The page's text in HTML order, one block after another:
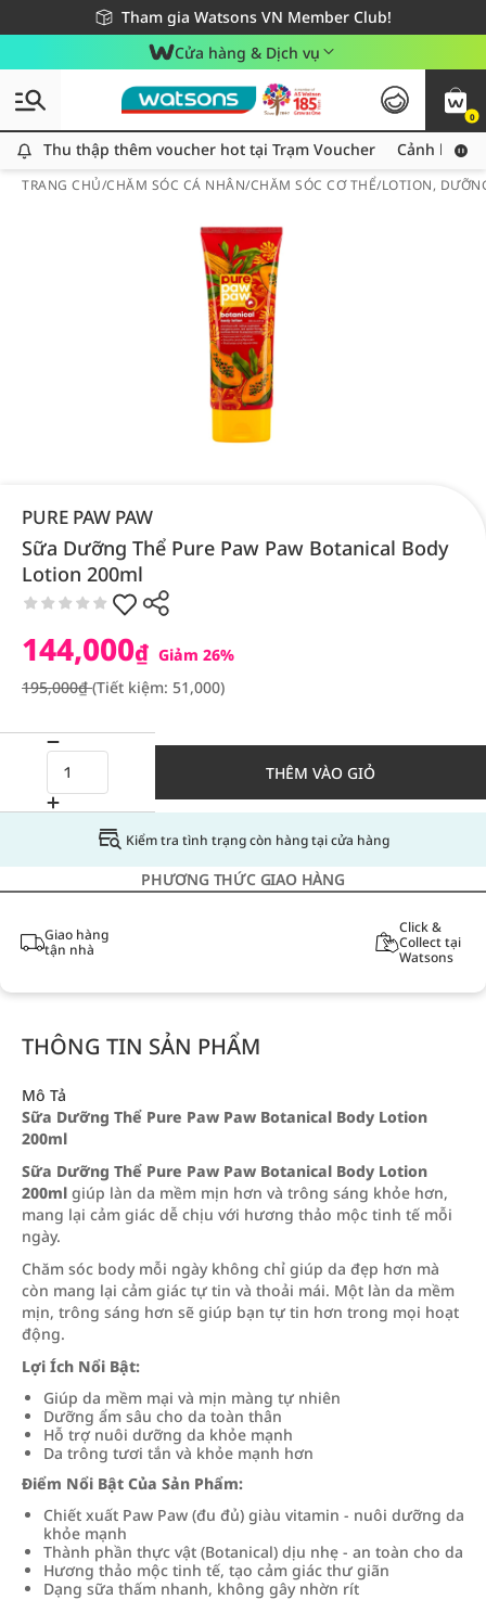
Tham gia Watsons VN Member Club!
Miễn phí giao hàng cho đơn hàng từ 249,000Đ
Giao hàng nhanh 24h - Áp dụng khu vực TP. Hồ Chí Minh
Cửa hàng & Dịch vụ
0
Thu thập thêm voucher hot tại Trạm Voucher
Thu thập thêm voucher hot tại Trạm Voucher Cảnh báo
TRANG CHỦ/CHĂM SÓC CÁ NHÂN/CHĂM SÓC CƠ THỂ/LOTION,
PURE PAW PAW
Sữa Dưỡng Thể Pure Paw Paw Botanical Body
Lotion 200ml
144,000₫ Giảm 26%
195,000₫(Tiết kiệm: 51,000)
THÊM VÀO GIỎ
Kiểm tra tình trạng còn hàng tại cửa hàng
PHƯƠNG THỨC GIAO HÀNG
Giao hàng
tận nhà
Click &
Collect tại
Watsons
THÔNG TIN SẢN PHẨM
Mô Tả
Sữa Dưỡng Thể Pure Paw Paw Botanical Body Lotion
200ml
Sữa Dưỡng Thể Pure Paw Paw Botanical Body Lotion
200ml giúp làn da mềm mịn hơn và trông sáng khỏe hơn,
mang lại cảm giác dễ chịu với hương thảo mộc tinh tế mỗi
ngày.
Chăm sóc body mỗi ngày không chỉ giúp da đẹp hơn mà
còn mang lại cảm giác tự tin và thoải mái. Một làn da mềm
mịn, trông sáng hơn sẽ giúp bạn tự tin hơn trong mọi hoạt
động.
Lợi Ích Nổi Bật:
Giúp da mềm mại và mịn màng tự nhiên
Dưỡng ẩm sâu cho da toàn thân
Hỗ trợ nuôi dưỡng da khỏe mạnh
Da trông tươi tắn và khỏe mạnh hơn
Điểm Nổi Bật Của Sản Phẩm:
Chiết xuất Paw Paw (đu đủ) giàu vitamin - nuôi dưỡng da
khỏe mạnh
Thành phần thực vật (Botanical) dịu nhẹ - an toàn cho da
Hương thảo mộc tinh tế, tạo cảm giác thư giãn
Dạng sữa thấm nhanh, không gây nhờn rít